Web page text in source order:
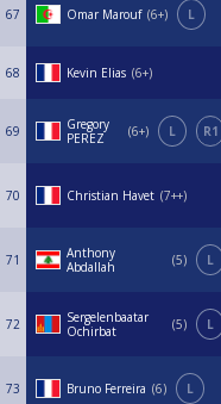
67 Omar Marouf 6+ L
68 Kevin Elias 6+
69
Gregory
PEREZ
6+ L R1
70 Christian Havet 7++
71
Anthony
Abdallah
5 L
72
Sergelenbaatar
Ochirbat
5 L
73 Bruno Ferreira 6 L